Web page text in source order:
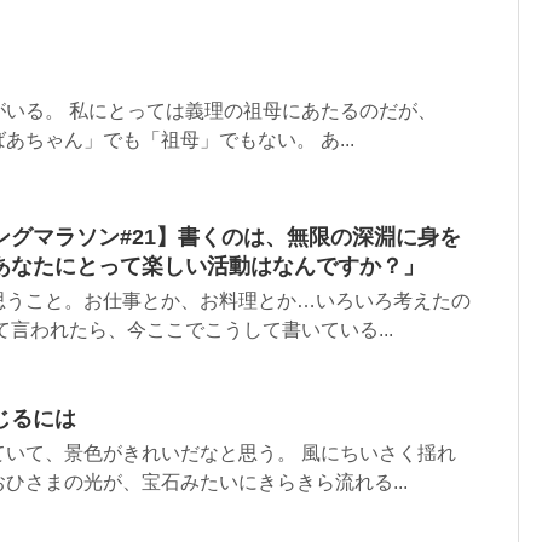
る。 私にとっては義理の祖母にあたるのだが、
ちゃん」でも「祖母」でもない。 あ...
グマラソン#21】書くのは、無限の深淵に身を
たにとって楽しい活動はなんですか？」
うこと。お仕事とか、お料理とか…いろいろ考えたの
言われたら、今ここでこうして書いている...
るには
て、景色がきれいだなと思う。 風にちいさく揺れ
さまの光が、宝石みたいにきらきら流れる...